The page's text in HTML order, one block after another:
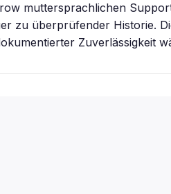
muttersprachlichen
zu überprüfender Historie.
Zuverlässigkeit